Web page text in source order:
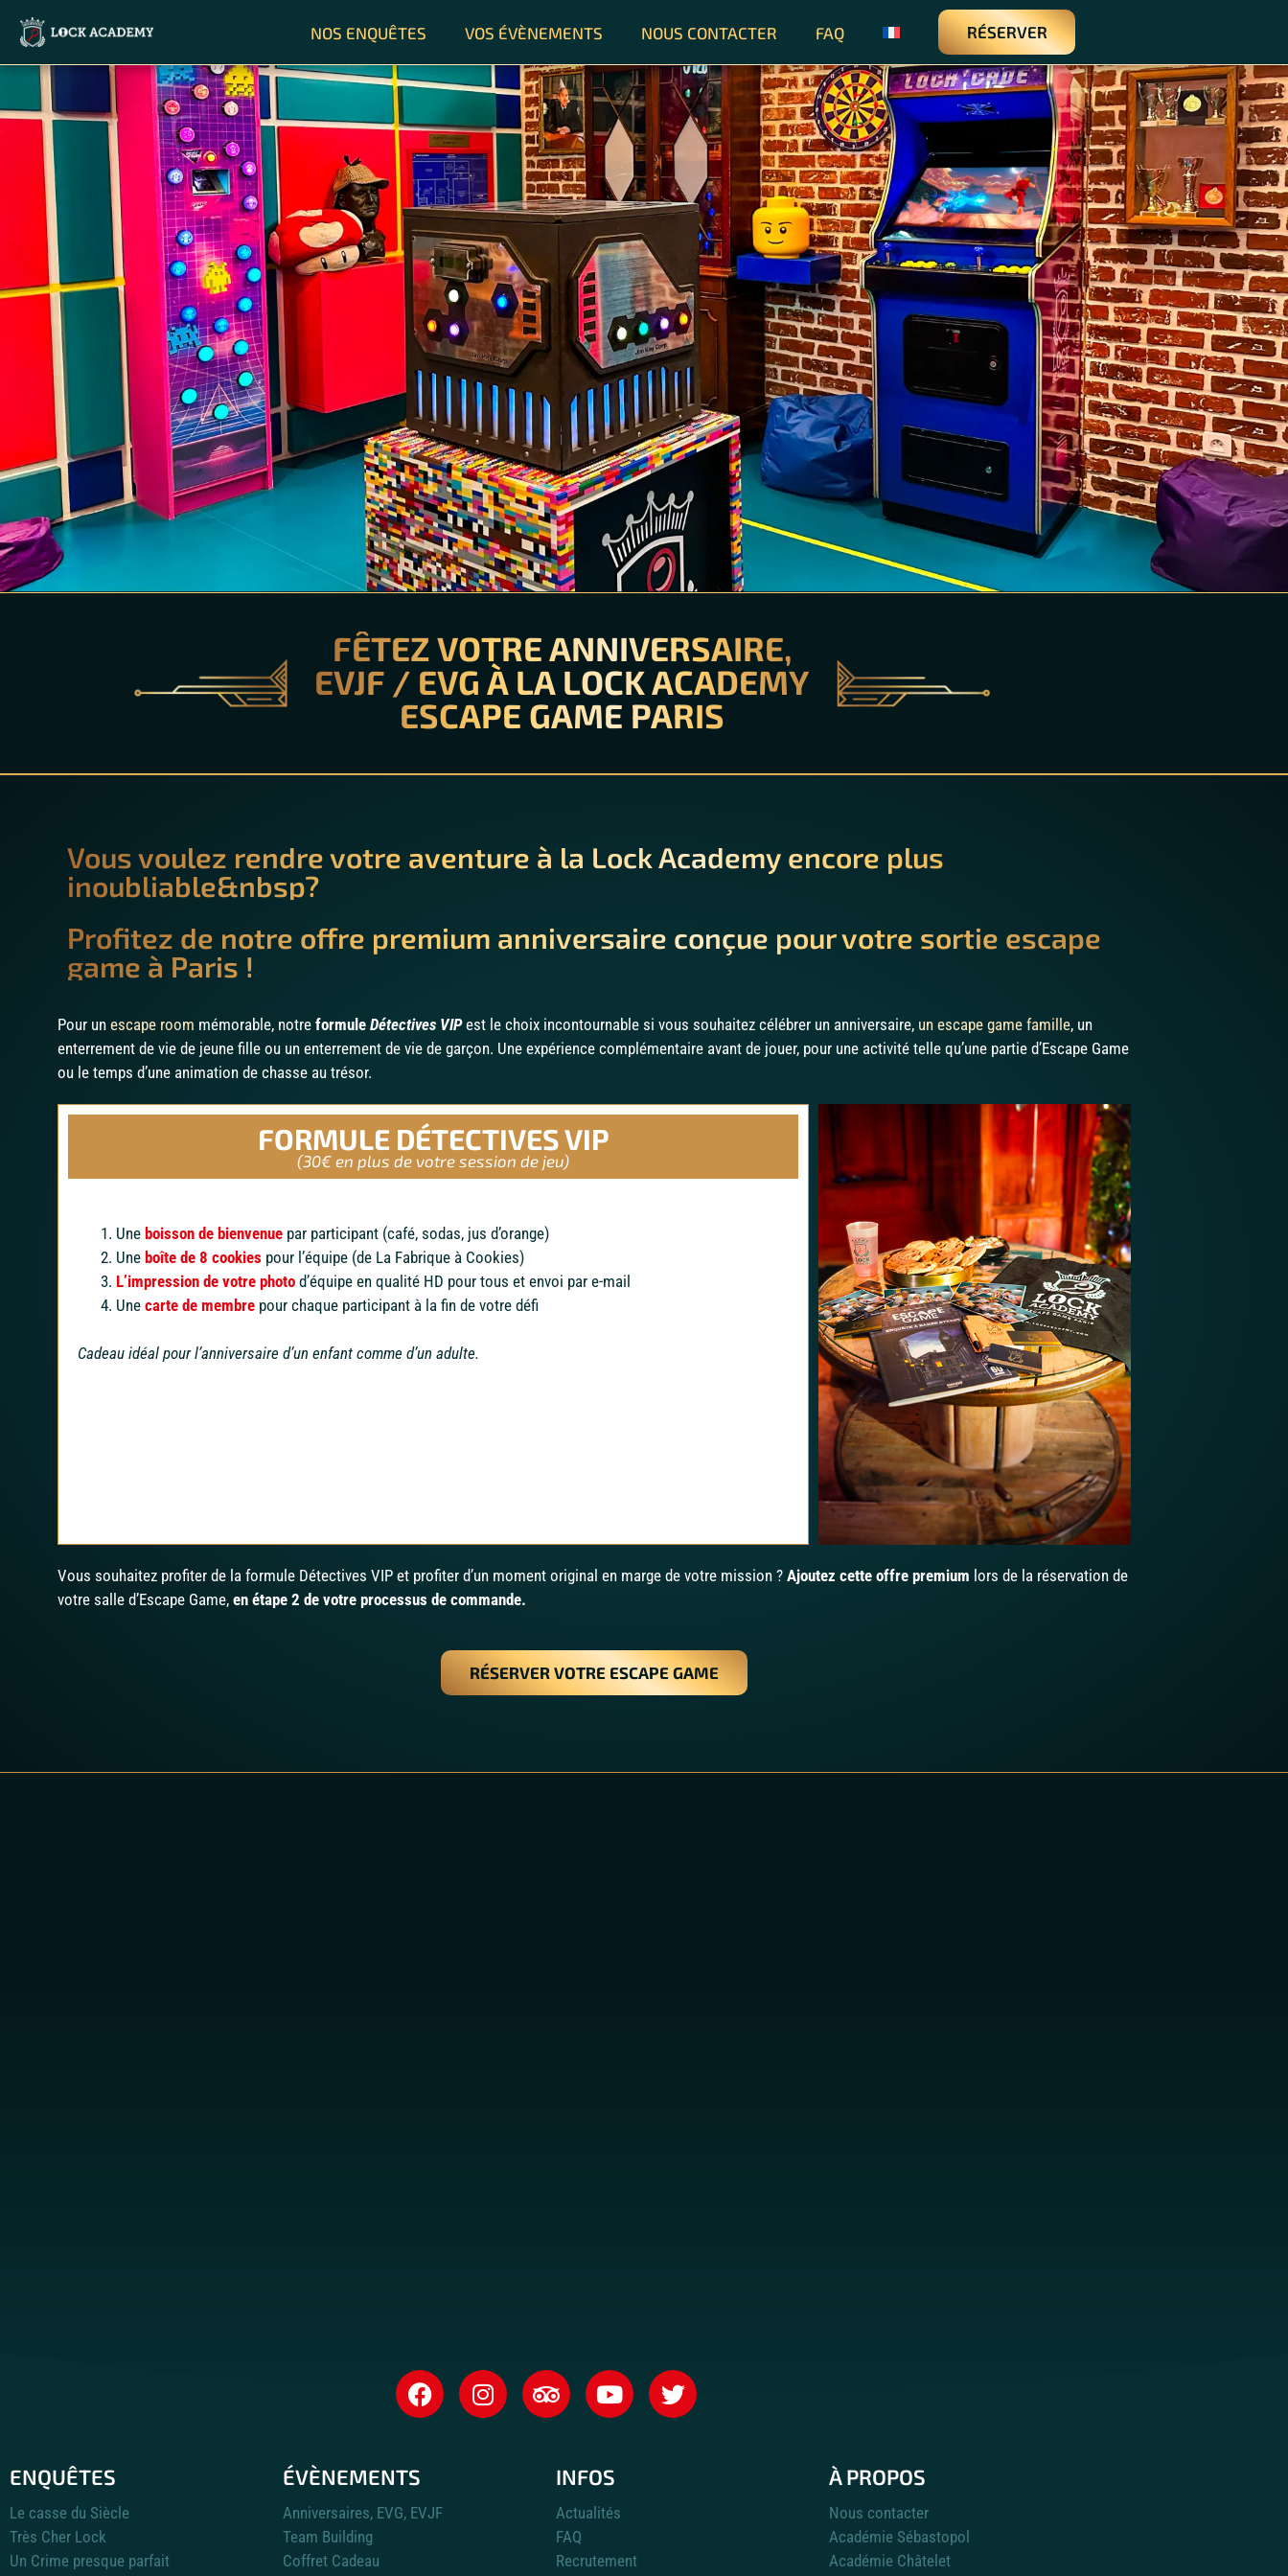
NOS ENQUÊTES VOS ÉVÈNEMENTS NOUS CONTACTER FAQ RÉSERVER
FÊTEZ VOTRE ANNIVERSAIRE,
EVJF / EVG À LA LOCK ACADEMY
ESCAPE GAME PARIS
Vous voulez rendre votre aventure à la Lock Academy encore plus
inoubliable&nbsp?
Profitez de notre offre premium anniversaire conçue pour votre sortie escape
game à Paris !
Pour un escape room mémorable, notre formule Détectives VIPest le choix incontournable si vous souhaitez célébrer un anniversaire, un escape game famille, un
enterrement de vie de jeune fille ou un enterrement de vie de garçon. Une expérience complémentaire avant de jouer, pour une activité telle qu’une partie d’Escape Game
ou le temps d’une animation de chasse au trésor.
FORMULE DÉTECTIVES VIP
(30€ en plus de votre session de jeu)
Une boisson de bienvenue par participant (café, sodas, jus d’orange)
Une boîte de 8 cookies pour l’équipe (de La Fabrique à Cookies)
L’impression de votre photo d’équipe en qualité HD pour tous et envoi par e-mail
Une carte de membre pour chaque participant à la fin de votre défi
Cadeau idéal pour l’anniversaire d’un enfant comme d’un adulte.
Vous souhaitez profiter de la formule Détectives VIP et profiter d’un moment original en marge de votre mission ? Ajoutez cette offre premium lors de la réservation de
votre salle d’Escape Game, en étape 2 de votre processus de commande.
RÉSERVER VOTRE ESCAPE GAME
ENQUÊTES
Le casse du Siècle
Très Cher Lock
Un Crime presque parfait
ÉVÈNEMENTS
Anniversaires, EVG, EVJF
Team Building
Coffret Cadeau
INFOS
Actualités
FAQ
Recrutement
À PROPOS
Nous contacter
Académie Sébastopol
Académie Châtelet